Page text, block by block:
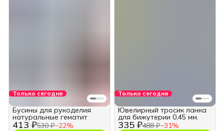
Только сегодня
413 ₽530 ₽−22%
Бусины для рукоделия
натуральные гематит
Только сегодня
335 ₽488 ₽−31%
Ювелирный тросик ланка
для бижутерии 0,45 мм.